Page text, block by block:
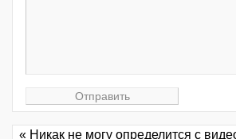
« Никак не могу определится с